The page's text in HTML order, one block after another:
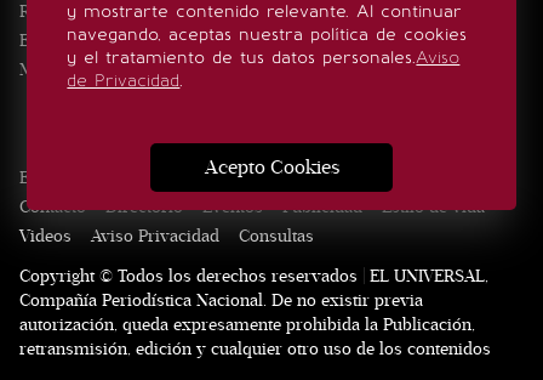
y mostrarte contenido relevante. Al continuar
navegando, aceptas nuestra política de cookies
y el tratamiento de tus datos personales.Aviso
de Privacidad.
Acepto Cookies
Realeza
Estilo de vida
Minuto x Minuto
SÍGUENOS
Edición Impresa Noticias Quiénes somos
Contacto
Directorio Eventos Publicidad
Estilo de vida
Videos
Aviso Privacidad
Consultas
Copyright © Todos los derechos reservados | EL UNIVERSAL,
Compañía Periodística Nacional. De no existir previa
autorización, queda expresamente prohibida la Publicación,
retransmisión, edición y cualquier otro uso de los contenidos